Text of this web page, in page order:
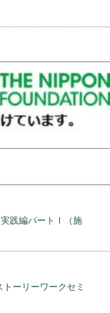
実践編パートⅠ（施
ーリーワークセミ